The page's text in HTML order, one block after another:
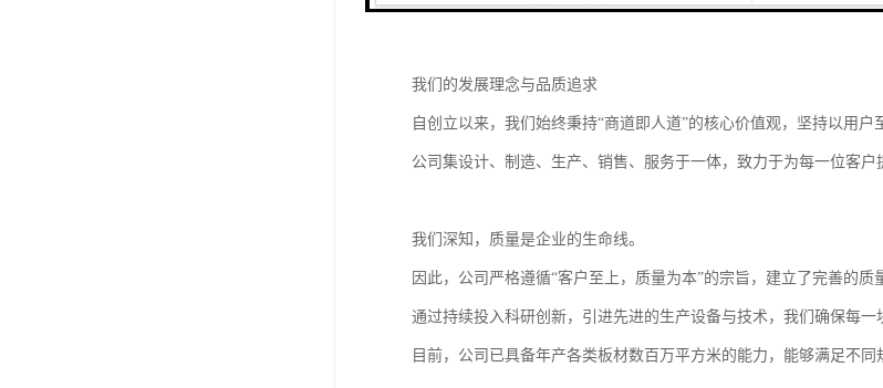
此外，楼承板还具备良好的兼容性，能够与各种管线系统无缝集成，
我们的发展理念与品质追求
自创立以来，我们始终秉持“商道即人道”的核心价值观，坚持以用
公司集设计、制造、生产、销售、服务于一体，致力于为每一位客户
我们深知，质量是企业的生命线。
因此，公司严格遵循“客户至上，质量为本”的宗旨，建立了完善的质
通过持续投入科研创新，引进先进的生产设备与技术，我们确保每一
目前，公司已具备年产各类板材数百万平方米的能力，能够满足不同